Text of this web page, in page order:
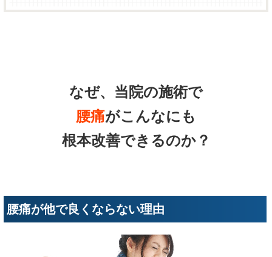
なぜ、当院の施術で
腰痛がこんなにも
根本改善できるのか？
腰痛が他で良くならない理由